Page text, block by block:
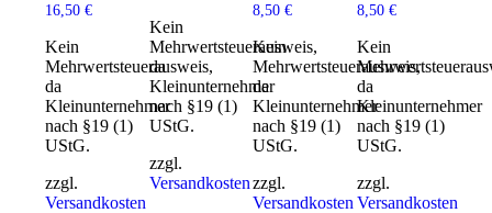
16,50€
Kein
Mehrwertsteuerausweis,
da
Kleinunternehmer
nach §19 (1)
UStG.
zzgl.
Versandkosten
Kein
Mehrwertsteuerausweis,
da
Kleinunternehmer
nach §19 (1)
UStG.
zzgl.
Versandkosten
8,50€
Kein
Mehrwertsteuerausweis,
da
Kleinunternehmer
nach §19 (1)
UStG.
zzgl.
Versandkosten
8,50 €
Kein
da
Kleinunternehmer
nach §19 (1)
UStG.
zzgl.
Versandkosten